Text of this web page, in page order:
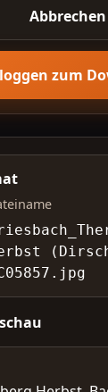
Abbrechen
zum